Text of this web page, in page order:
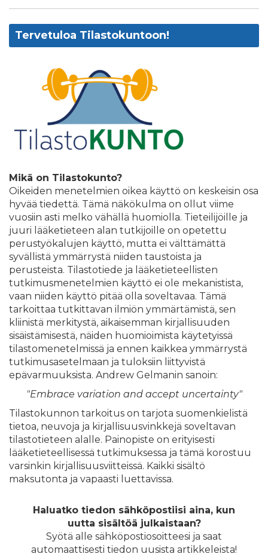
Tervetuloa Tilastokuntoon!
Mikä on Tilastokunto?
Oikeiden menetelmien oikea käyttö on keskeisin osa
hyvää tiedettä. Tämä näkökulma on ollut viime
vuosiin asti melko vähällä huomiolla. Tieteilijöille ja
juuri lääketieteen alan tutkijoille on opetettu
perustyökalujen käyttö, mutta ei välttämättä
syvällistä ymmärrystä niiden taustoista ja
perusteista. Tilastotiede ja lääketieteellisten
tutkimusmenetelmien käyttö ei ole mekanistista,
vaan niiden käyttö pitää olla soveltavaa. Tämä
tarkoittaa tutkittavan ilmiön ymmärtämistä, sen
kliinistä merkitystä, aikaisemman kirjallisuuden
sisäistämisestä, näiden huomioimista käytetyissä
tilastomenetelmissä ja ennen kaikkea ymmärrystä
tutkimusasetelmaan ja tuloksiin liittyvistä
epävarmuuksista. Andrew Gelmanin sanoin:
"Embrace variation and accept uncertainty"
Tilastokunnon tarkoitus on tarjota suomenkielistä
tietoa, neuvoja ja kirjallisuusvinkkejä soveltavan
tilastotieteen alalle. Painopiste on erityisesti
lääketieteellisessä tutkimuksessa ja tämä korostuu
varsinkin kirjallisuusviitteissä. Kaikki sisältö
maksutonta ja vapaasti luettavissa.
Haluatko tiedon sähköpostiisi aina, kun
uutta sisältöä julkaistaan?
Syötä alle sähköpostiosoitteesi ja saat
automaattisesti tiedon uusista artikkeleista!